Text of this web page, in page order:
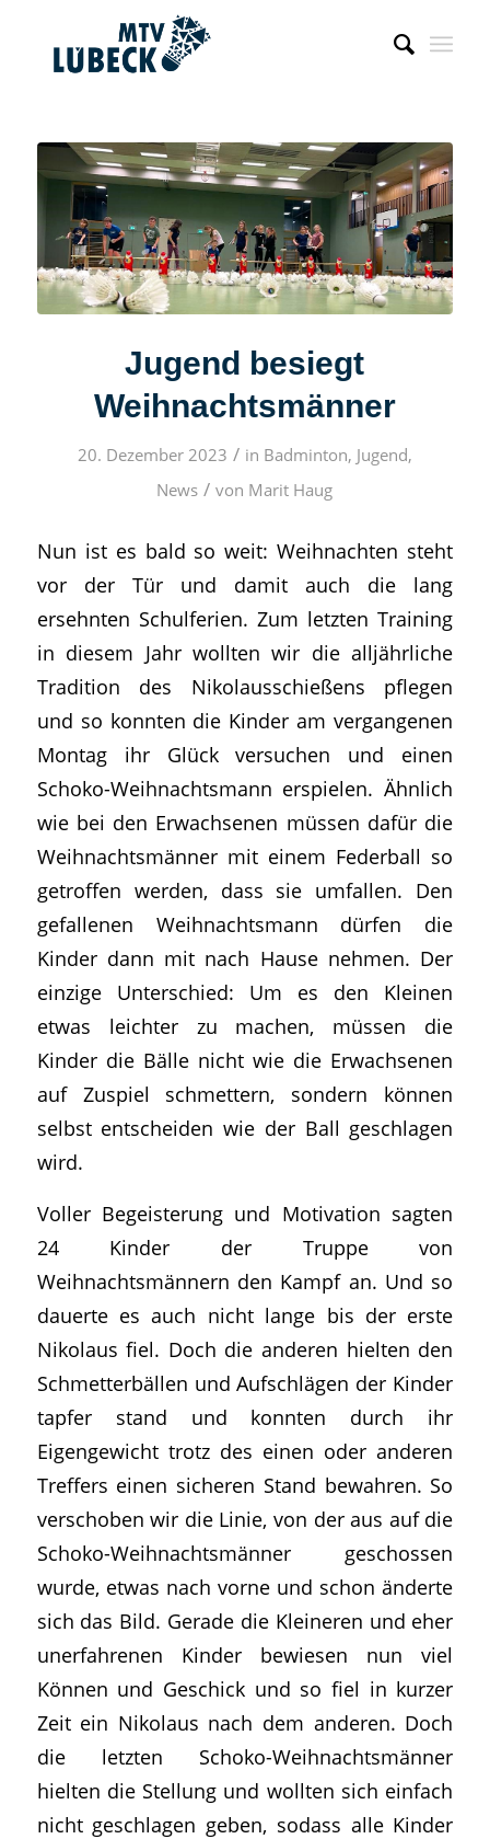
Jugend besiegt
Weihnachtsmänner
20. Dezember 2023 / in Badminton, Jugend,
News / von Marit Haug
Nun ist es bald so weit: Weihnachten steht
vor der Tür und damit auch die lang
ersehnten Schulferien. Zum letzten Training
in diesem Jahr wollten wir die alljährliche
Tradition des Nikolausschießens pflegen
und so konnten die Kinder am vergangenen
Montag ihr Glück versuchen und einen
Schoko-Weihnachtsmann erspielen. Ähnlich
wie bei den Erwachsenen müssen dafür die
Weihnachtsmänner mit einem Federball so
getroffen werden, dass sie umfallen. Den
gefallenen Weihnachtsmann dürfen die
Kinder dann mit nach Hause nehmen. Der
einzige Unterschied: Um es den Kleinen
etwas leichter zu machen, müssen die
Kinder die Bälle nicht wie die Erwachsenen
auf Zuspiel schmettern, sondern können
selbst entscheiden wie der Ball geschlagen
wird.
Voller Begeisterung und Motivation sagten
24 Kinder der Truppe von
Weihnachtsmännern den Kampf an. Und so
dauerte es auch nicht lange bis der erste
Nikolaus fiel. Doch die anderen hielten den
Schmetterbällen und Aufschlägen der Kinder
tapfer stand und konnten durch ihr
Eigengewicht trotz des einen oder anderen
Treffers einen sicheren Stand bewahren. So
verschoben wir die Linie, von der aus auf die
Schoko-Weihnachtsmänner geschossen
wurde, etwas nach vorne und schon änderte
sich das Bild. Gerade die Kleineren und eher
unerfahrenen Kinder bewiesen nun viel
Können und Geschick und so fiel in kurzer
Zeit ein Nikolaus nach dem anderen. Doch
die letzten Schoko-Weihnachtsmänner
hielten die Stellung und wollten sich einfach
nicht geschlagen geben, sodass alle Kinder